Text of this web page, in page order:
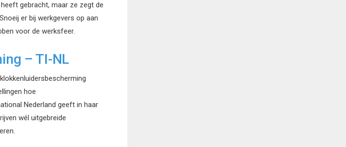
gebracht, maar ze zegt de
er bij werkgevers op aan
voor de werksfeer.
– TI-NL
hoe
Nederland geeft in haar
wél uitgebreide